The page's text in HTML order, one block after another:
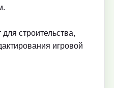
строительства,
игровой